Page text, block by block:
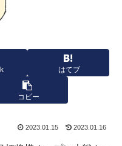
はてブ
コピー
2023.01.15 2023.01.16